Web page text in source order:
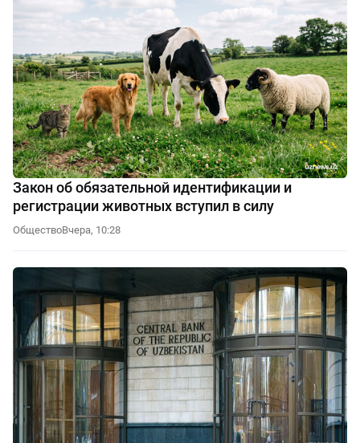
Закон об обязательной идентификации и
регистрации животных вступил в силу
ОбществоВчера, 10:28